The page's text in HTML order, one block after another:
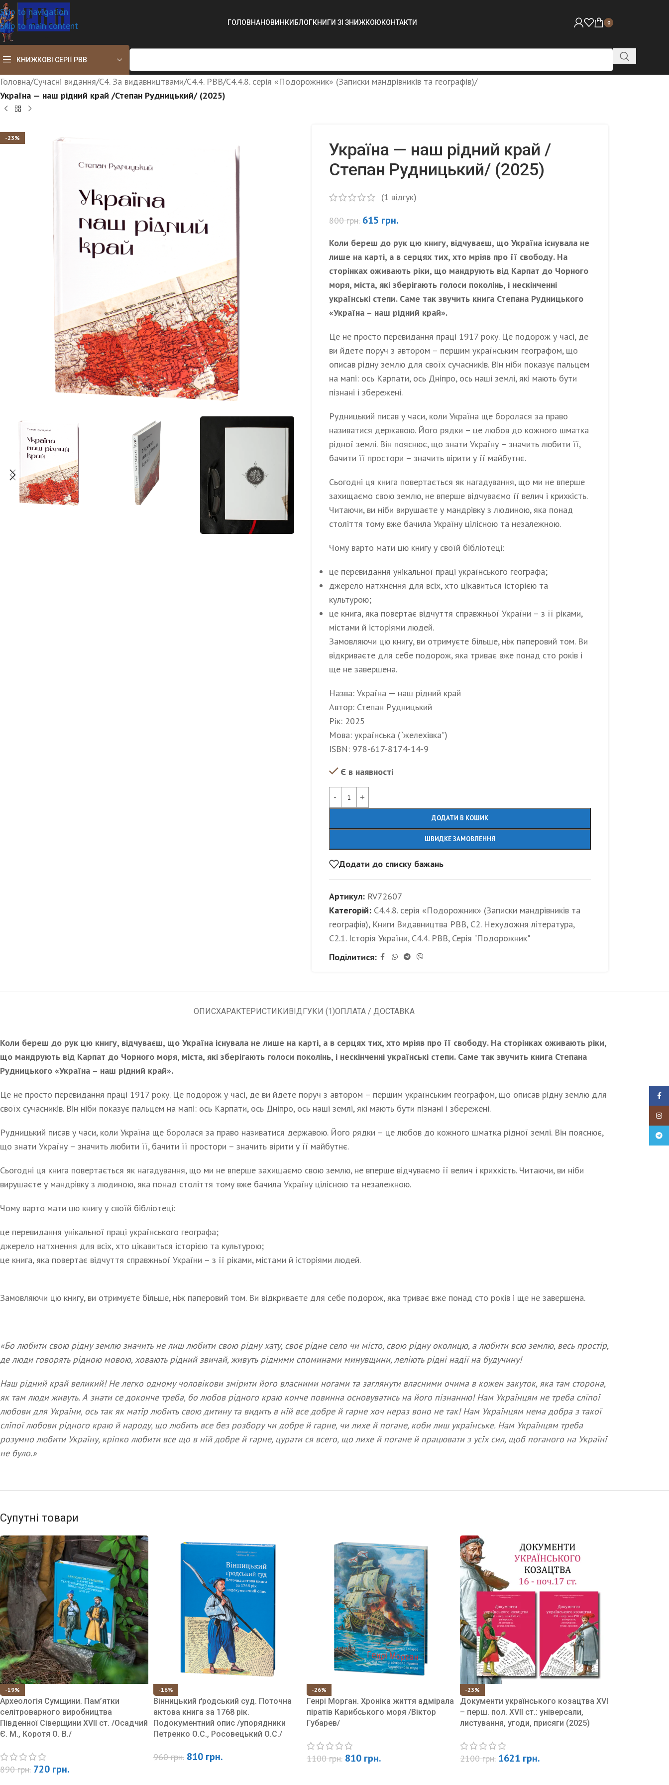
Skip to navigation
Skip to main content
ГОЛОВНАНОВИНКИ БЛОГКНИГИ ЗІ ЗНИЖКОЮКОНТАКТИ 0
КНИЖКОВІ СЕРІЇ РВВ
Головна/Сучасні видання/С4. За видавництвами/С4.4. РВВ/C4.4.8. серія «Подорожник» (Записки мандрівників та географів)/
Україна — наш рідний край /Степан Рудницький/ (2025)
-23%
Україна — наш рідний край /
Степан Рудницький/ (2025)
(1 відгук)
800грн. 615 грн.
Коли береш до рук цю книгу, відчуваєш, що Україна існувала не
лише на карті, а в серцях тих, хто мріяв про її свободу. На
сторінках оживають ріки, що мандрують від Карпат до Чорного
моря, міста, які зберігають голоси поколінь, і нескінченні
українські степи. Саме так звучить книга Степана Рудницького
«Україна – наш рідний край».
Це не просто перевидання праці 1917 року. Це подорож у часі, де
ви йдете поруч з автором – першим українським географом, що
описав рідну землю для своїх сучасників. Він ніби показує пальцем
на мапі: ось Карпати, ось Дніпро, ось наші землі, які мають бути
пізнані і збережені.
Рудницький писав у часи, коли Україна ще боролася за право
називатися державою. Його рядки – це любов до кожного шматка
рідної землі. Він пояснює, що знати Україну – значить любити її,
бачити її простори – значить вірити у її майбутнє.
Сьогодні ця книга повертається як нагадування, що ми не вперше
захищаємо свою землю, не вперше відчуваємо її велич і крихкість.
Читаючи, ви ніби вирушаєте у мандрівку з людиною, яка понад
століття тому вже бачила Україну цілісною та незалежною.
Чому варто мати цю книгу у своїй бібліотеці:
це перевидання унікальної праці українського географа;
джерело натхнення для всіх, хто цікавиться історією та
культурою;
це книга, яка повертає відчуття справжньої України – з її ріками,
містами й історіями людей.
Замовляючи цю книгу, ви отримуєте більше, ніж паперовий том. Ви
відкриваєте для себе подорож, яка триває вже понад сто років і
ще не завершена.
Назва: Україна — наш рідний край
Автор: Степан Рудницький
Рік: 2025
Мова: українська (“желехівка”)
ISBN: 978-617-8174-14-9
Є в наявності
ДОДАТИ В КОШИК
ШВИДКЕ ЗАМОВЛЕННЯ
Alternative:
Додати до списку бажань
Артикул: RV72607
Категорій: C4.4.8. серія «Подорожник» (Записки мандрівників та
географів), Книги Видавництва РВВ, С2. Нехудожня література,
С2.1. Історія України, С4.4. РВВ, Серія "Подорожник"
Поділитися:
ОПИСХАРАКТЕРИСТИКИВІДГУКИ (1)ОПЛАТА / ДОСТАВКА
Коли береш до рук цю книгу, відчуваєш, що Україна існувала не лише на карті, а в серцях тих, хто мріяв про її свободу. На сторінках оживають ріки,
що мандрують від Карпат до Чорного моря, міста, які зберігають голоси поколінь, і нескінченні українські степи. Саме так звучить книга Степана
Рудницького «Україна – наш рідний край».
Це не просто перевидання праці 1917 року. Це подорож у часі, де ви йдете поруч з автором – першим українським географом, що описав рідну землю для
своїх сучасників. Він ніби показує пальцем на мапі: ось Карпати, ось Дніпро, ось наші землі, які мають бути пізнані і збережені.
Рудницький писав у часи, коли Україна ще боролася за право називатися державою. Його рядки – це любов до кожного шматка рідної землі. Він пояснює,
що знати Україну – значить любити її, бачити її простори – значить вірити у її майбутнє.
Сьогодні ця книга повертається як нагадування, що ми не вперше захищаємо свою землю, не вперше відчуваємо її велич і крихкість. Читаючи, ви ніби
вирушаєте у мандрівку з людиною, яка понад століття тому вже бачила Україну цілісною та незалежною.
Чому варто мати цю книгу у своїй бібліотеці:
це перевидання унікальної праці українського географа;
джерело натхнення для всіх, хто цікавиться історією та культурою;
це книга, яка повертає відчуття справжньої України – з її ріками, містами й історіями людей.
Замовляючи цю книгу, ви отримуєте більше, ніж паперовий том. Ви відкриваєте для себе подорож, яка триває вже понад сто років і ще не завершена.
«Бо любити свою рідну землю значить не лиш любити свою рідну хату, своє рідне село чи місто, свою рідну околицю, а любити всю землю, весь простір,
де люди говорять рідною мовою, ховають рідний звичай, живуть рідними споминами минувщини, леліють рідні надії на будучину!
Наш рідний край великий! Не легко одному чоловікови змірити його власними ногами та заглянути власними очима в кожен закуток, яка там сторона,
як там люди живуть. А знати се доконче треба, бо любов рідного краю конче повинна основуватись на його пізнанню! Нам Українцям не треба слїпої
любови для України, ось так як матїр любить свою дитину та видить в нїй все добре й гарне хоч нераз воно не так! Нам Українцям нема добра з такої
слїпої любови рідного краю й народу, що любить все без розбору чи добре й гарне, чи лихе й погане, коби лиш українське. Нам Українцям треба
розумно любити Україну, кріпко любити все що в нїй добре й гарне, цурати ся всего, що лихе й погане й працювати з усїх сил, щоб поганого на Українї
не було.»
Супутні товари
-19%
Археологія Сумщини. Пам’ятки
селітроварного виробництва
Південної Сіверщини XVII ст. /Осадчий
Є. М., Коротя О. В./
890грн. 720 грн.
-16%
Вінницький ґродський суд. Поточна
актова книга за 1768 рік.
Подокументний опис /упорядники
Петренко О.С., Росовецький О.С./
960грн. 810 грн.
-26%
Генрі Морган. Хроніка життя адмірала
піратів Карибського моря /Віктор
Губарев/
1100грн. 810 грн.
-23%
Документи українського козацтва XVI
– перш. пол. XVII ст.: універсали,
листування, угоди, присяги (2025)
2100грн. 1621 грн.